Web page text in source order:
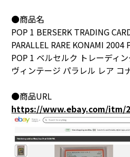
●商品名
POP 1 BERSERK TRADING
PARALLEL RARE KONAMI 2004
POP 1 ベルセルク トレーディ
ヴィンテージ パラレル レア コ
●商品URL
https://www.ebay.com/itm/